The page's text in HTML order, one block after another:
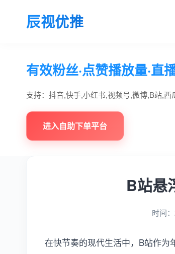
辰视优推
有效粉丝·点赞播放量·直
支持：抖音,快手,小红书,视频号,微博,B站,西
进入自助下单平台
B站悬
时间
在快节奏的现代生活中，B站作为